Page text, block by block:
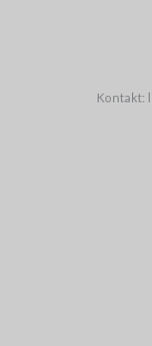
Kontakt: